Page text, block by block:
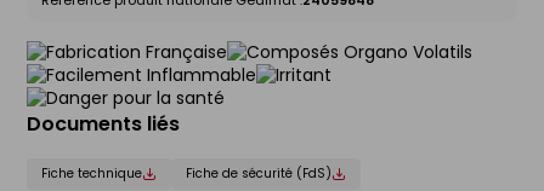
Documents liés
Fiche technique Fiche de sécurité (FdS)